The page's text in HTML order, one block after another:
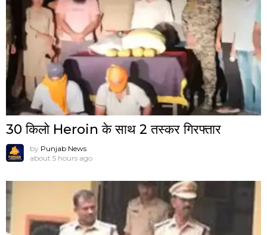
30 किलो Heroin के साथ 2 तस्कर गिरफ्तार
by Punjab News
about 5 hours ago